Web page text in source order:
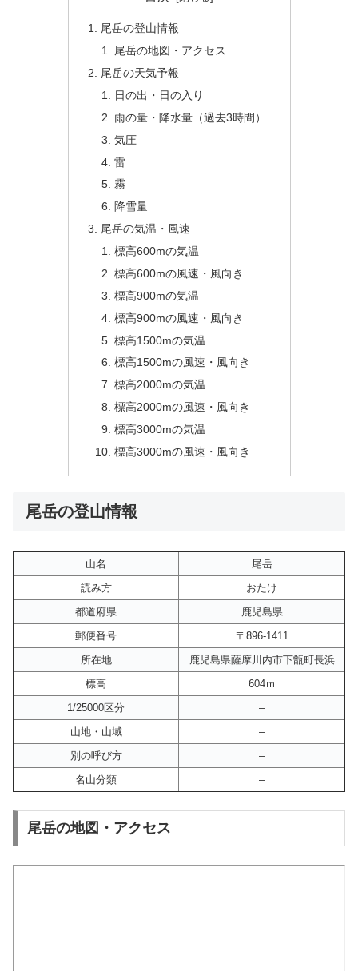
尾岳の登山情報
尾岳の地図・アクセス
尾岳の天気予報
日の出・日の入り
雨の量・降水量（過去3時間）
気圧
雷
霧
降雪量
尾岳の気温・風速
標高600mの気温
標高600mの風速・風向き
標高900mの気温
標高900mの風速・風向き
標高1500mの気温
標高1500mの風速・風向き
標高2000mの気温
標高2000mの風速・風向き
標高3000mの気温
標高3000mの風速・風向き
尾岳の登山情報
山名
尾岳
読み方
おたけ
都道府県
鹿児島県
郵便番号
〒896-1411
所在地
鹿児島県薩摩川内市下甑町長浜
標高
604ｍ
1/25000区分
–
山地・山域
–
別の呼び方
–
名山分類
–
尾岳の地図・アクセス